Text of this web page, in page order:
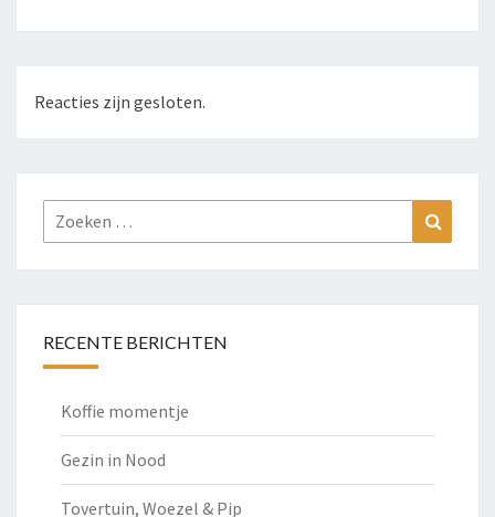
Reacties zijn gesloten.
Zoeken
naar:
RECENTE BERICHTEN
Koffie momentje
Gezin in Nood
Tovertuin, Woezel & Pip